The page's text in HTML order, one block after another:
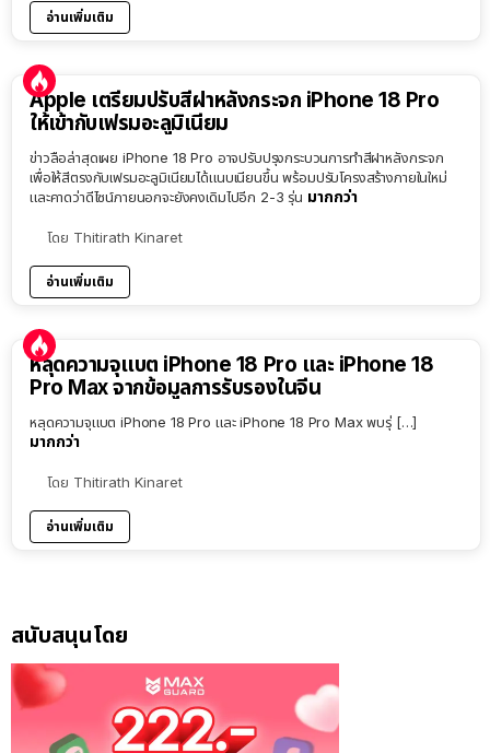
อ่านเพิ่มเติม
Apple เตรียมปรับสีฝาหลังกระจก iPhone 18 Pro
ให้เข้ากับเฟรมอะลูมิเนียม
ข่าวลือล่าสุดเผย iPhone 18 Pro อาจปรับปรุงกระบวนการทำสีฝาหลังกระจก
เพื่อให้สีตรงกับเฟรมอะลูมิเนียมได้แนบเนียนขึ้น พร้อมปรับโครงสร้างภายในใหม่
และคาดว่าดีไซน์ภายนอกจะยังคงเดิมไปอีก 2-3 รุ่น มากกว่า
โดย Thitirath Kinaret
อ่านเพิ่มเติม
หลุดความจุแบต iPhone 18 Pro และ iPhone 18
Pro Max จากข้อมูลการรับรองในจีน
หลุดความจุแบต iPhone 18 Pro และ iPhone 18 Pro Max พบรุ่ […]
มากกว่า
โดย Thitirath Kinaret
อ่านเพิ่มเติม
สนับสนุนโดย